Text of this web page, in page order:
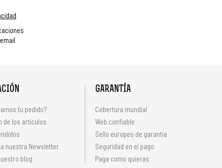
tu pedido?
de los artículos
nuestra Newsletter
blog
GARANTÍA
Cobertura mundial
Web confiable
Sello europeo de garantía
Seguridad en el pago
Paga como quieras